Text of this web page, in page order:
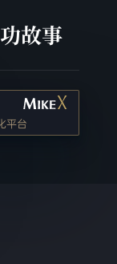
故事
平台